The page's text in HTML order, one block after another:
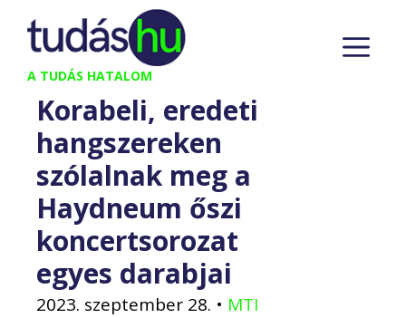
Kilépés
tartalomba
A TUDÁS HATALOM
Korabeli, eredeti
hangszereken
szólalnak meg a
Haydneum őszi
koncertsorozat
egyes darabjai
2023. szeptember 28. • MTI